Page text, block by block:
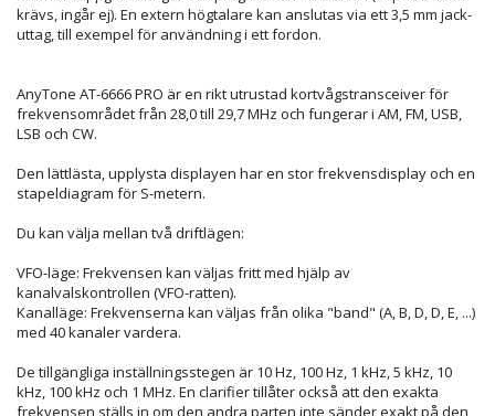
krävs, ingår ej). En extern högtalare kan anslutas via ett 3,5 mm jack-
uttag, till exempel för användning i ett fordon.
AnyTone AT-6666 PRO är en rikt utrustad kortvågstransceiver för
frekvensområdet från 28,0 till 29,7 MHz och fungerar i AM, FM, USB,
LSB och CW.
Den lättlästa, upplysta displayen har en stor frekvensdisplay och en
stapeldiagram för S-metern.
Du kan välja mellan två driftlägen:
VFO-läge: Frekvensen kan väljas fritt med hjälp av
kanalvalskontrollen (VFO-ratten).
Kanalläge: Frekvenserna kan väljas från olika "band" (A, B, D, D, E, ...)
med 40 kanaler vardera.
De tillgängliga inställningsstegen är 10 Hz, 100 Hz, 1 kHz, 5 kHz, 10
kHz, 100 kHz och 1 MHz. En clarifier tillåter också att den exakta
frekvensen ställs in om den andra parten inte sänder exakt på den